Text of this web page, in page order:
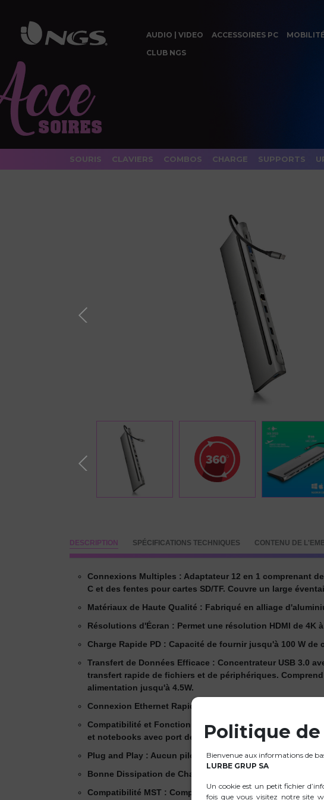
AUDIO | VIDEO ACCESSOIRES PC
CLUB NGS
SOURIS CLAVIERS COMBOS CHARGE SUPPORTS
DESCRIPTION SPÉCIFICATIONS TECHNIQUES CONTENU DE
Connexions Multiples : Adaptateur 12 en 1 comprenant
C et des fentes pour cartes SD/TF. Couvre un large
Matériaux de Haute Qualité : Fabriqué en alliage
Résolutions d'Écran : Permet une résolution HDMI de 4K
Charge Rapide PD : Capacité de fournir jusqu'à 100 W
Transfert de Données Efficace : Concentrateur USB 3.0
transfert rapide de fichiers et de périphériques.
alimentation jusqu'à 4.5W.
Connexion Ethernet Rapide : Accès aux réseaux câblés
Compatibilité et Fonctionnalité : Compatible avec un
et notebooks avec port de type C, et idéal pour le
Plug and Play : Aucun pilote supplémentaire requis,
Bonne Dissipation de Chaleur : Conception efficace
Compatibilité MST : Compatible avec la fonction MST,
Politique
Bienvenue aux informations de
LURBE GRUP SA
Un cookie est un petit fichier
fois que vous visitez notre site